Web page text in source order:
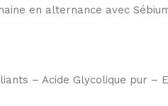
en alternance avec
– Acide Glycolique pur